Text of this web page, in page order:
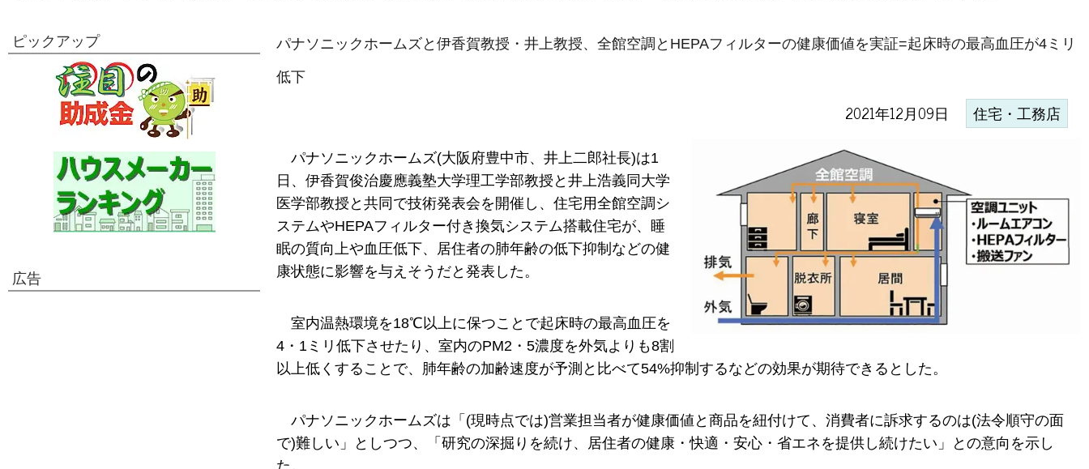
パナソニックホームズと伊香賀教授・井上教授、全館空調とHEPAフィルターの健康価値を実証=起床時の最高血圧が4ミリ
低下
2021年12月09日 住宅・工務店
パナソニックホームズ(大阪府豊中市、井上二郎社長)は1
日、伊香賀俊治慶應義塾大学理工学部教授と井上浩義同大学
医学部教授と共同で技術発表会を開催し、住宅用全館空調シ
ステムやHEPAフィルター付き換気システム搭載住宅が、睡
眠の質向上や血圧低下、居住者の肺年齢の低下抑制などの健
康状態に影響を与えそうだと発表した。
室内温熱環境を18℃以上に保つことで起床時の最高血圧を
4・1ミリ低下させたり、室内のPM2・5濃度を外気よりも8割
以上低くすることで、肺年齢の加齢速度が予測と比べて54%抑制するなどの効果が期待できるとした。
パナソニックホームズは「(現時点では)営業担当者が健康価値と商品を紐付けて、消費者に訴求するのは(法令順守の面
で)難しい」としつつ、「研究の深掘りを続け、居住者の健康・快適・安心・省エネを提供し続けたい」との意向を示し
た。
ピックアップ
広告